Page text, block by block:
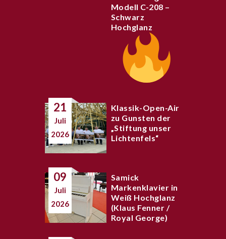
Modell C-208 –
Schwarz
Hochglanz
21
Juli
2026
Klassik-Open-Air
zu Gunsten der
„Stiftung unser
Lichtenfels“
09
Juli
2026
Samick
Markenklavier in
Weiß Hochglanz
(Klaus Fenner /
Royal George)